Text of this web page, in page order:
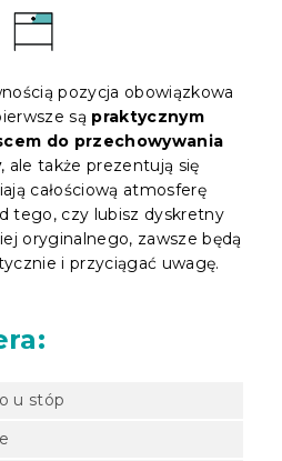
pozycja obowiązkowa
są praktycznym
do przechowywania
, ale także prezentują się
całościową atmosferę
tego, czy lubisz dyskretny
oryginalnego, zawsze będą
i przyciągać uwagę.
u stóp